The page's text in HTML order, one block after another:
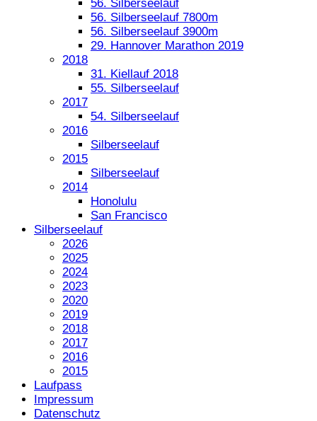
56. Silberseelauf
56. Silberseelauf 7800m
56. Silberseelauf 3900m
29. Hannover Marathon 2019
2018
31. Kiellauf 2018
55. Silberseelauf
2017
54. Silberseelauf
2016
Silberseelauf
2015
Silberseelauf
2014
Honolulu
San Francisco
Silberseelauf
2026
2025
2024
2023
2020
2019
2018
2017
2016
2015
Laufpass
Impressum
Datenschutz